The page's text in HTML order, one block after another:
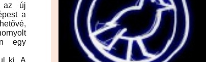
az új
a
egy